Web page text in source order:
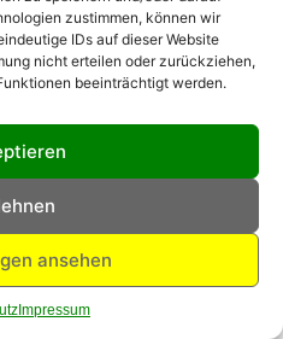
zustimmen, können wir
IDs auf dieser Website
nicht erteilen oder zurückziehen,
beeinträchtigt werden.
ansehen
Impressum